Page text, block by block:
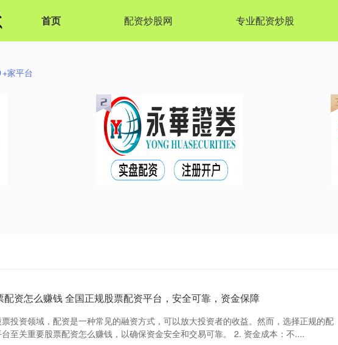
首页 配资炒股网 专业配资炒股
+家平台
配资怎么赚钱 全国正规股票配资平台，安全可靠，资金保障
投资领域，配资是一种常见的融资方式，可以放大投资者的收益。然而，选择正规的配
台至关重要股票配资怎么赚钱，以确保资金安全和交易可靠。 2. 资金成本：不....